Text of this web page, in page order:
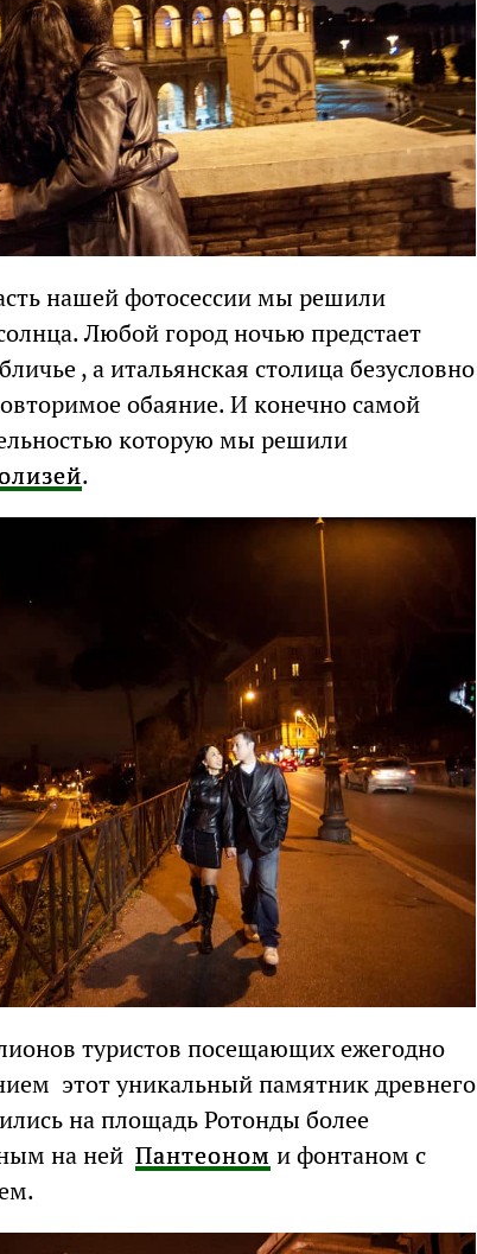
нашей фотосессии мы решили
Любой город ночью предстает
, а итальянская столица безусловно
обаяние. И конечно самой
которую мы решили
.
туристов посещающих ежегодно
этот уникальный памятник древнего
на площадь Ротонды более
на ней Пантеоном и фонтаном с